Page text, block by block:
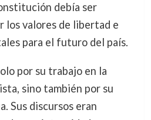
debía ser
los valores de libertad e
para el futuro del país.
por su trabajo en la
sino también por su
Sus discursos eran